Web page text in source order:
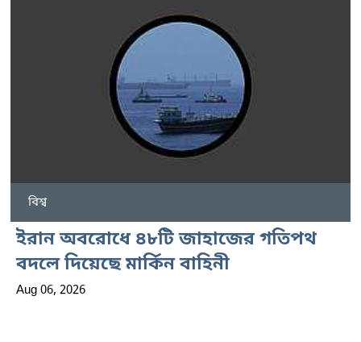
বিশ্ব
ইরান অবরোধে ৪৮টি জাহাজের গতিপথ
বদলে দিয়েছে মার্কিন বাহিনী
Aug 06, 2026